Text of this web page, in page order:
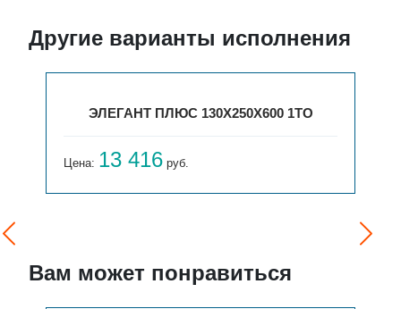
Другие варианты исполнения
ЭЛЕГАНТ ПЛЮС 130X250X600 1ТО
Цена: 13 416 руб.
Вам может понравиться